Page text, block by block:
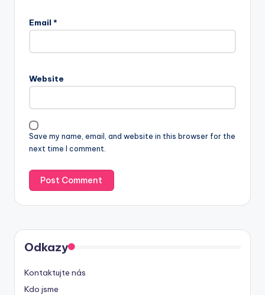
Email *
Website
Save my name, email, and website in this browser for the
next time I comment.
Odkazy
Kontaktujte nás
Kdo jsme